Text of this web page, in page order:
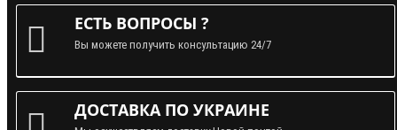
ЕСТЬ ВОПРОСЫ ?
Вы можете получить консультацию 24/7
ДОСТАВКА ПО УКРАИНЕ